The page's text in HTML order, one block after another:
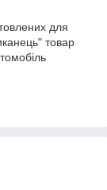
для
товар